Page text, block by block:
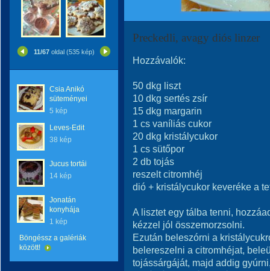
11/67oldal (535 kép)
Csia Anikó
süteményei
5 kép
Leves-Edit
38 kép
Jucus tortái
14 kép
Jonatán
konyhája
1 kép
Böngéssz a galériák
között!
Preckedli, avagy diós linzer
Hozzávalók:
50 dkg liszt
10 dkg sertés zsír
15 dkg margarin
1 cs vaníliás cukor
20 dkg kristálycukor
1 cs sütőpor
2 db tojás
reszelt citromhéj
dió + kristálycukor keveréke a
A lisztet egy tálba tenni,
kézzel jól összemorzsolni.
Ezután beleszórni a
belereszelni a citromhéjat,
tojássárgáját, majd addig